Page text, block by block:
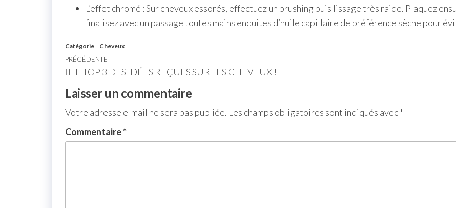
L’effet chromé : Sur cheveux essorés, effectuez un brushing puis lissage très raide. Plaquez
finalisez avec un passage toutes mains enduites d’huile capillaire de préférence sèche pour
Catégorie Cheveux
PRÉCÉDENTE
LE TOP 3 DES IDÉES REÇUES SUR LES CHEVEUX !
Laisser un commentaire
Votre adresse e-mail ne sera pas publiée. Les champs obligatoires sont indiqués avec*
Commentaire*